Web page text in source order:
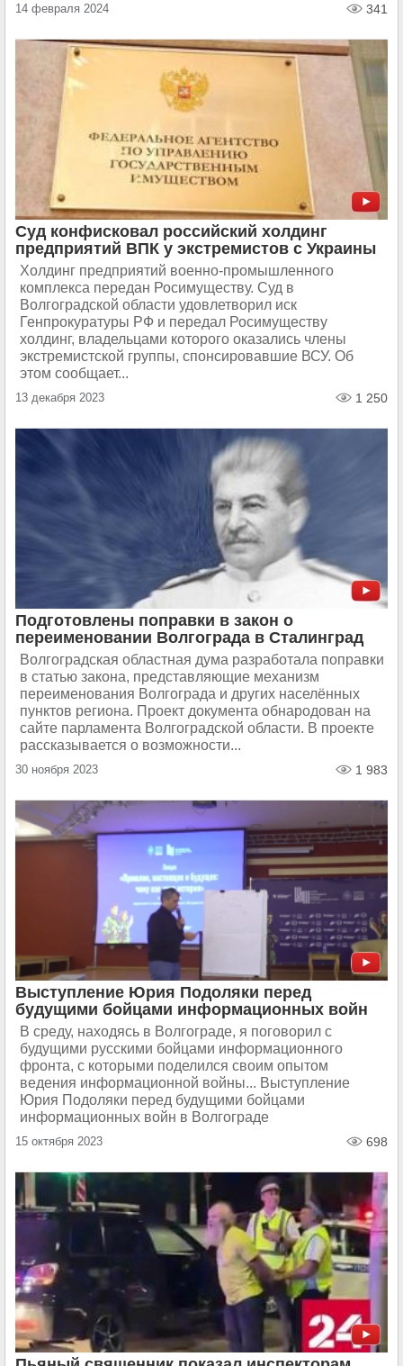
14 февраля 2024 341
Суд конфисковал российский холдинг
предприятий ВПК у экстремистов с Украины
Холдинг предприятий военно-промышленного
комплекса передан Росимуществу. Суд в
Волгоградской области удовлетворил иск
Генпрокуратуры РФ и передал Росимуществу
холдинг, владельцами которого оказались члены
экстремистской группы, спонсировавшие ВСУ. Об
этом сообщает...
13 декабря 2023 1 250
Подготовлены поправки в закон о
переименовании Волгограда в Сталинград
Волгоградская областная дума разработала поправки
в статью закона, представляющие механизм
переименования Волгограда и других населённых
пунктов региона. Проект документа обнародован на
сайте парламента Волгоградской области. В проекте
рассказывается о возможности...
30 ноября 2023 1 983
Выступление Юрия Подоляки перед
будущими бойцами информационных войн
В среду, находясь в Волгограде, я поговорил с
будущими русскими бойцами информационного
фронта, с которыми поделился своим опытом
ведения информационной войны... Выступление
Юрия Подоляки перед будущими бойцами
информационных войн в Волгограде
15 октября 2023 698